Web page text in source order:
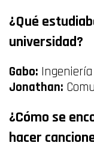
¿Qué
universidad?
Gabo:
Jonathan:
¿Cómo se
hacer